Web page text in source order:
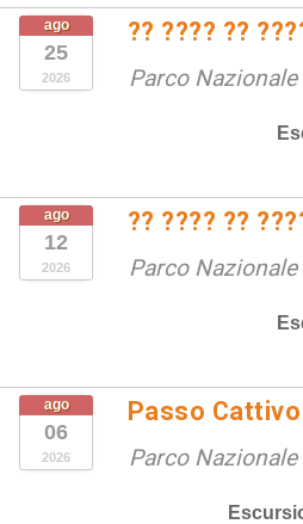
ago
25
2026
?? ???? ??
Parco
ago
12
2026
?? ???? ??
Parco
ago
06
2026
Passo
Parco